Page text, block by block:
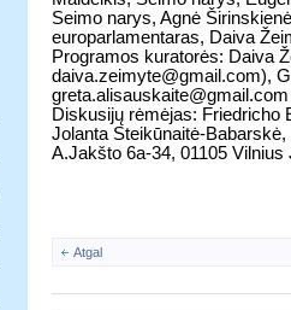
Seimo narys, Agnė
europarlamentaras, Daiva
Programos kuratorės: Daiva
daiva.zeimyte@gmail.com),
greta.alisauskaite@gmail.com
Diskusijų rėmėjas: Friedricho
Jolanta Steikūnaitė-
A.Jakšto 6a-34, 01105
Atgal